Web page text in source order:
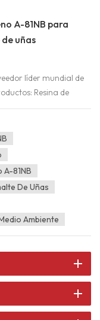
A-81NB para
uñas
líder mundial de
Resina de
diseñada para la
de no contener
brindar soluciones
la industria de las
salud y belleza de los
es una resina
Group. Su objetivo
para
cuanto a brillo,
de pigmentos, y
más significativa
benceno, tolueno,
más estrictas normas
Reglamento (CE) nº
técnica
A-81NB
De Uñas
Ambiente